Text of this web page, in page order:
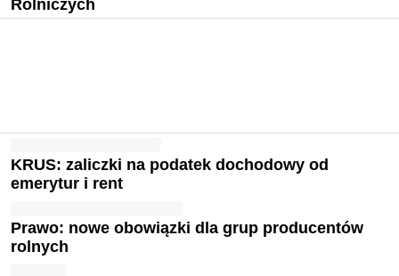
Rolniczych
KRUS: zaliczki na podatek dochodowy od
emerytur i rent
Prawo: nowe obowiązki dla grup producentów
rolnych